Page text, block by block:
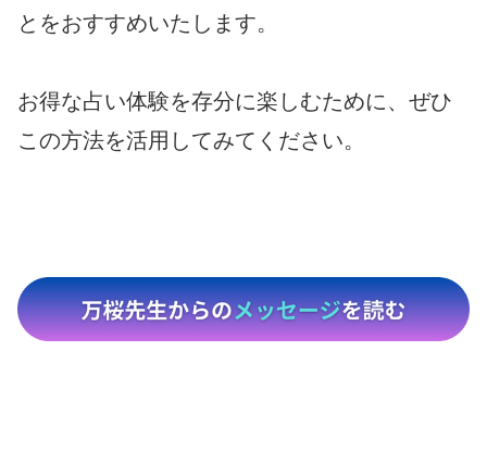
とをおすすめいたします。
お得な占い体験を存分に楽しむために、ぜひ
この方法を活用してみてください。